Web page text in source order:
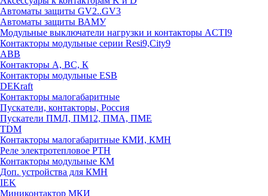
Автоматы защиты GV2..GV3
Автоматы защиты ВАМУ
Модульные выключатели нагрузки и контакторы ACTI9
Контакторы модульные серии Resi9,City9
ABB
Контакторы А, ВС, К
Контакторы модульные ESB
DEKraft
Контакторы малогабаритные
Пускатели, контакторы, Россия
Пускатели ПМЛ, ПМ12, ПМА, ПМЕ
TDM
Контакторы малогабаритные КМИ, КМН
Реле электротепловое РТН
Контакторы модульные КМ
Доп. устройства для КМН
IEK
Миниконтактор МКИ